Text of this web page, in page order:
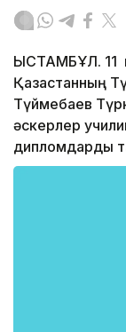
ЫСТАМБҰЛ. 11
Қазақстанның
Түймебаев
әскерлер
дипломдарды